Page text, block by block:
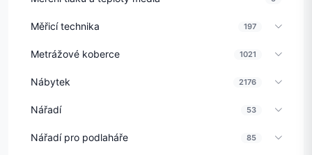
Měřicí technika 197
Metrážové koberce 1021
Nábytek 2176
Nářadí 53
Nářadí pro podlaháře 85